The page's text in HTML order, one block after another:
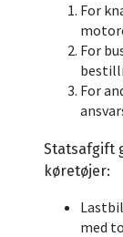
For
For
For
Statsafgift
køretøjer:
med